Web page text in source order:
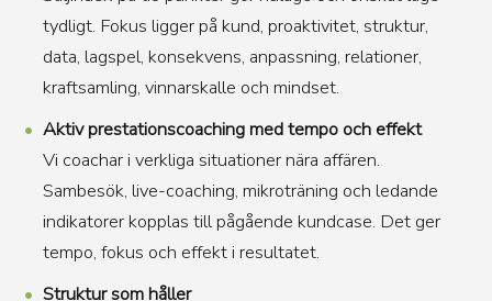
tydligt. Fokus ligger på kund, proaktivitet, struktur,
data, lagspel, konsekvens, anpassning, relationer,
kraftsamling, vinnarskalle och mindset.
Aktiv prestationscoaching med tempo och effekt
Vi coachar i verkliga situationer nära affären.
Sambesök, live-coaching, mikroträning och ledande
indikatorer kopplas till pågående kundcase. Det ger
tempo, fokus och effekt i resultatet.
Struktur som håller